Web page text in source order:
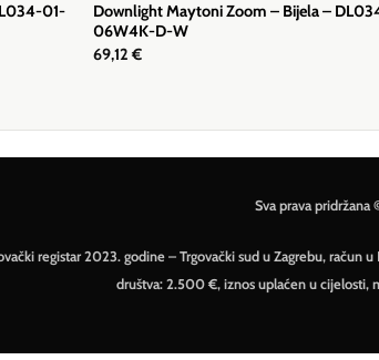
01-
Downlight Maytoni Zoom – Bijela –
06W4K-D-W
69,12€
Sva prava
registar 2023. godine – Trgovački sud u Zagrebu,
društva: 2.500 €, iznos uplaćen u